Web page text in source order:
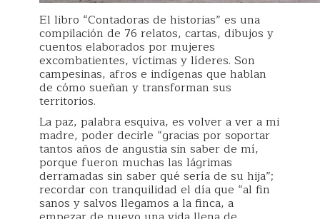
El libro “Contadoras de historias” es una
compilación de 76 relatos, cartas, dibujos y
cuentos elaborados por mujeres
excombatientes, víctimas y líderes. Son
campesinas, afros e indígenas que hablan
de cómo sueñan y transforman sus
territorios.
La paz, palabra esquiva, es volver a ver a mi
madre, poder decirle “gracias por soportar
tantos años de angustia sin saber de mí,
porque fueron muchas las lágrimas
derramadas sin saber qué sería de su hija”;
recordar con tranquilidad el día que “al fin
sanos y salvos llegamos a la finca, a